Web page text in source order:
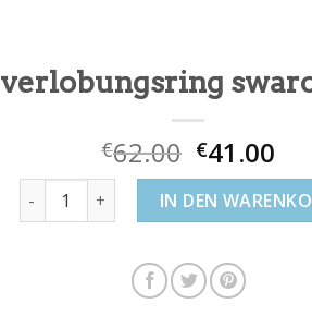
verlobungsring
€62.00 €41.00
verlobungsring swarovski Menge
IN DEN